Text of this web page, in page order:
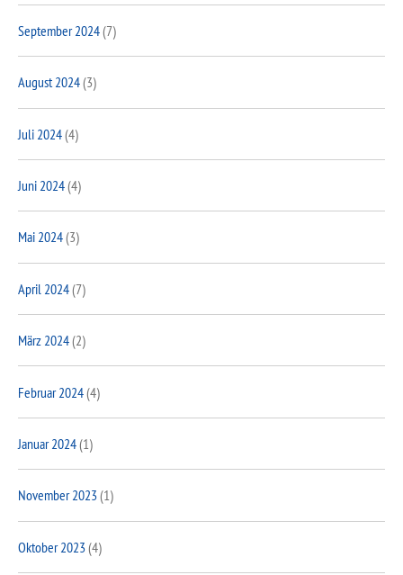
September 2024(7)
August 2024(3)
Juli 2024(4)
Juni 2024(4)
Mai 2024(3)
April 2024(7)
März 2024(2)
Februar 2024(4)
Januar 2024(1)
November 2023(1)
Oktober 2023(4)